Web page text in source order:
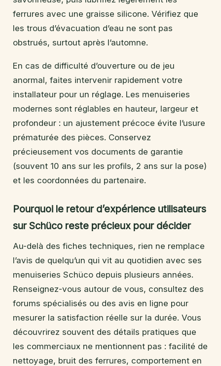
ferrures avec une graisse silicone. Vérifiez que
les trous d’évacuation d’eau ne sont pas
obstrués, surtout après l’automne.
En cas de difficulté d’ouverture ou de jeu
anormal, faites intervenir rapidement votre
installateur pour un réglage. Les menuiseries
modernes sont réglables en hauteur, largeur et
profondeur : un ajustement précoce évite l’usure
prématurée des pièces. Conservez
précieusement vos documents de garantie
(souvent 10 ans sur les profils, 2 ans sur la pose)
et les coordonnées du partenaire.
Pourquoi le retour d’expérience utilisateurs
sur Schüco reste précieux pour décider
Au-delà des fiches techniques, rien ne remplace
l’avis de quelqu’un qui vit au quotidien avec ses
menuiseries Schüco depuis plusieurs années.
Renseignez-vous autour de vous, consultez des
forums spécialisés ou des avis en ligne pour
mesurer la satisfaction réelle sur la durée. Vous
découvrirez souvent des détails pratiques que
les commerciaux ne mentionnent pas : facilité de
nettoyage, bruit des ferrures, comportement en